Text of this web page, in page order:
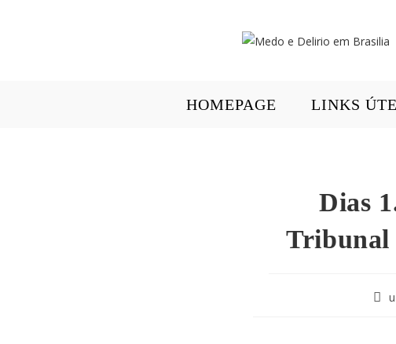
HOMEPAGE LINKS
Dias
Tribunal